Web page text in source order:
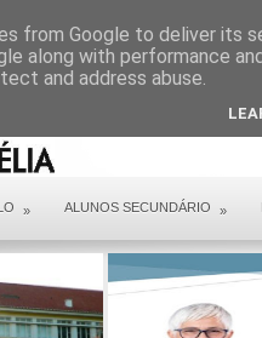
» ALUNOS SECUNDÁRIO »
from Google to deliver its
along with performance
and address abuse.